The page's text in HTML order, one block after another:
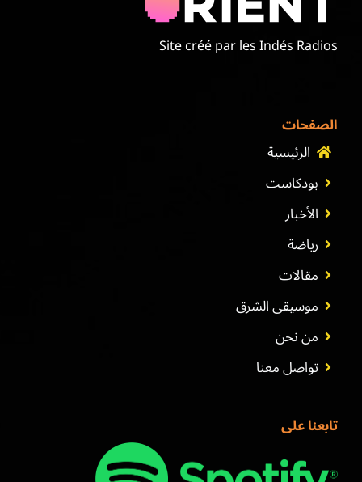
Site créé par les Indés Radios
الصفحات
الرئيسية
بودكاست
الأخبار
رياضة
مقالات
موسيقى الشرق
من نحن
تواصل معنا
تابعنا على